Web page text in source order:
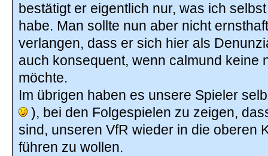
bestätigt er eigentlich nur, was ich
habe. Man sollte nun aber nicht
verlangen, dass er sich hier als
auch konsequent, wenn calmund keine
möchte.
Im übrigen haben es unsere Spieler
), bei den Folgespielen zu zeigen,
sind, unseren VfR wieder in die oberen
führen zu wollen.